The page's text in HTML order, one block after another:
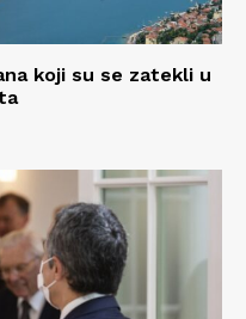
koji su se zatekli u